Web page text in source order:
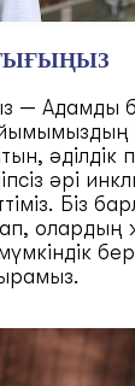
— Адамды
әділдік
әрі
Біз
олардың